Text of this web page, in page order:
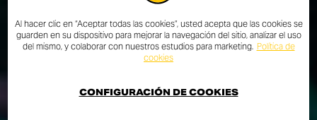
Al hacer clic en “Aceptar todas las cookies”, usted acepta que las cookies se
guarden en su dispositivo para mejorar la navegación del sitio, analizar el uso
del mismo, y colaborar con nuestros estudios para marketing. Política de
cookies
CONFIGURACIÓN DE COOKIES